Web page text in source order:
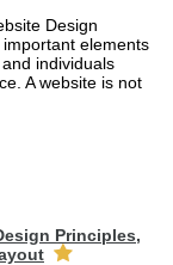
Design
elements
individuals
A website is not
Principles,